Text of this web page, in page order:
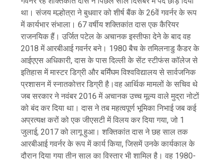
था। संजय मल्होत्रा ​​ने बुधवार को शीर्ष बैंक के 26वें गवर्नर के रूप
में कार्यभार संभाला। 67 वर्षीय शक्तिकांत दास एक कैरियर
राजनयिक हैं। उर्जित पटेल के अचानक इस्तीफा देने के बाद वह
2018 में आरबीआई गवर्नर बने। 1980 बैच के तमिलनाडु कैडर के
आईएएस अधिकारी, दास के पास दिल्ली के सेंट स्टीफंस कॉलेज से
इतिहास में मास्टर डिग्री और बर्मिंघम विश्वविद्यालय से सार्वजनिक
प्रशासन में स्नातकोत्तर डिग्री है।वह आर्थिक मामलों के सचिव थे
जब सरकार ने नवंबर 2016 में अचानक उच्च मूल्य वाले मुद्रा नोटों
को बंद कर दिया था। दास ने तब महत्वपूर्ण भूमिका निभाई जब कई
अप्रत्यक्ष करों को एक जीएसटी में विलय कर दिया गया, जो 1
जुलाई, 2017 को लागू हुआ। शक्तिकांत दास ने छह साल तक
आरबीआई गवर्नर के रूप में कार्य किया, जिसमें उनके कार्यकाल के
दौरान दिया गया तीन साल का विस्तार भी शामिल है। वह 1980-